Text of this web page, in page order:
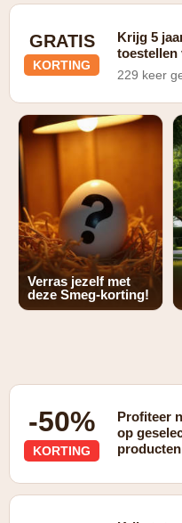
GRATIS
KORTING
Krijg 5
toestellen
229 keer
Verras jezelf met
deze Smeg-korting!
-50%
KORTING
Profiteer
op
producten